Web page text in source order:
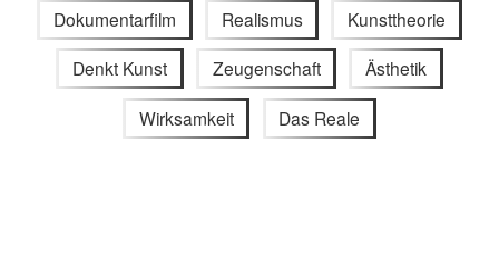
Dokumentarfilm Realismus Kunsttheorie
Denkt Kunst Zeugenschaft Ästhetik
Wirksamkeit Das Reale